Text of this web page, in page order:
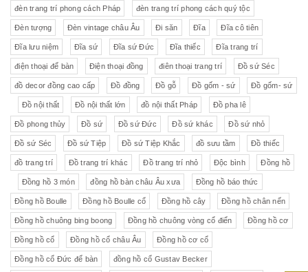
đèn trang trí phong cách Pháp đèn trang trí phong cách quý tộc
Đèn tượng Đèn vintage châu Âu Đi săn Đĩa Đĩa cô tiên
Đĩa lưu niệm Đĩa sứ Đĩa sứ Đức Đĩa thiếc Đĩa trang trí
điện thoại để bàn Điện thoại đồng điên thoại trang trí Đồ sứ Séc
đồ decor đồng cao cấp Đồ đồng Đồ gỗ Đồ gốm - sứ Đồ gốm- sứ
Đồ nội thất Đồ nội thất lớn đồ nội thất Pháp Đồ pha lê
Đồ phong thủy Đồ sứ Đồ sứ Đức Đồ sứ khác Đồ sứ nhỏ
Đồ sứ Séc Đồ sứ Tiệp Đồ sứ Tiệp Khắc đồ sưu tầm Đồ thiếc
đồ trang trí Đồ trang trí khác Đồ trang trí nhỏ Độc bình Đồng hồ
Đồng hồ 3 món đồng hồ bàn châu Âu xưa Đồng hồ báo thức
Đồng hồ Boulle Đồng hồ Boulle cổ Đồng hồ cây Đồng hồ chân nến
Đồng hồ chuông bing boong Đồng hồ chuông vòng cổ điển Đồng hồ cơ
Đồng hồ cổ Đồng hồ cổ châu Âu Đồng hồ cơ cổ
Đồng hồ cổ Đức để bàn đồng hồ cổ Gustav Becker